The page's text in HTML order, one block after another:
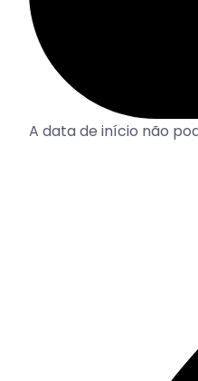
A data de início não